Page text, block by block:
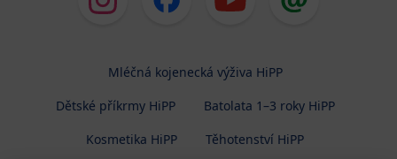
Mléčná kojenecká výživa HiPP
Dětské příkrmy HiPP
Batolata 1–3 roky HiPP
Kosmetika HiPP
Těhotenství HiPP